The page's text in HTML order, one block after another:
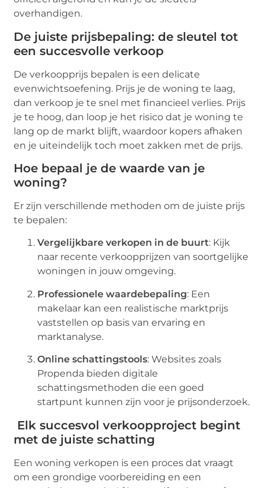
overhandigen.
De juiste prijsbepaling: de sleutel tot
een succesvolle verkoop
De verkoopprijs bepalen is een delicate
evenwichtsoefening. Prijs je de woning te laag,
dan verkoop je te snel met financieel verlies. Prijs
je te hoog, dan loop je het risico dat je woning te
lang op de markt blijft, waardoor kopers afhaken
en je uiteindelijk toch moet zakken met de prijs.
Hoe bepaal je de waarde van je
woning?
Er zijn verschillende methoden om de juiste prijs
te bepalen:
Vergelijkbare verkopen in de buurt: Kijk
naar recente verkoopprijzen van soortgelijke
woningen in jouw omgeving.
Professionele waardebepaling: Een
makelaar kan een realistische marktprijs
vaststellen op basis van ervaring en
marktanalyse.
Online schattingstools: Websites zoals
Propenda bieden digitale
schattingsmethoden die een goed
startpunt kunnen zijn voor je prijsonderzoek.
Elk succesvol verkoopproject begint
met de juiste schatting
Een woning verkopen is een proces dat vraagt
om een grondige voorbereiding en een